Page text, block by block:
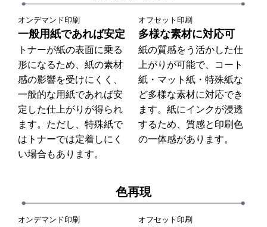
オンデマンド印刷
一般用紙であれば安定
トナーが紙の表面に乗る
形になるため、紙の素材
感の影響を受けにくく、
一般的な用紙であれば安
定した仕上がりが得られ
ます。ただし、特殊紙で
はトナーでは定着しにく
い場合もあります。
オフセット印刷
多様な素材に対応可
紙の質感をう活かした仕
上がりが可能で、コート
紙・マット紙・特殊紙な
ど多様な素材に対応でき
ます。紙にインクが浸透
するため、質感と印刷色
の一体感があります。
色再現
オンデマンド印刷 オフセット印刷